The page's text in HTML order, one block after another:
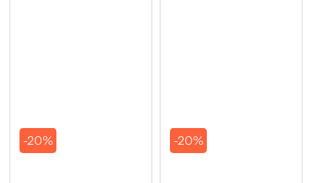
-20% -20%